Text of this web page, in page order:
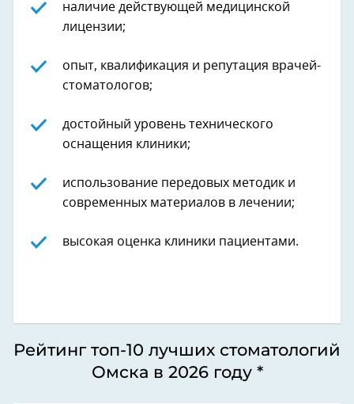
наличие действующей медицинской
лицензии;
опыт, квалификация и репутация врачей-
стоматологов;
достойный уровень технического
оснащения клиники;
использование передовых методик и
современных материалов в лечении;
высокая оценка клиники пациентами.
Рейтинг топ-10 лучших стоматологий
Омска в 2026 году *